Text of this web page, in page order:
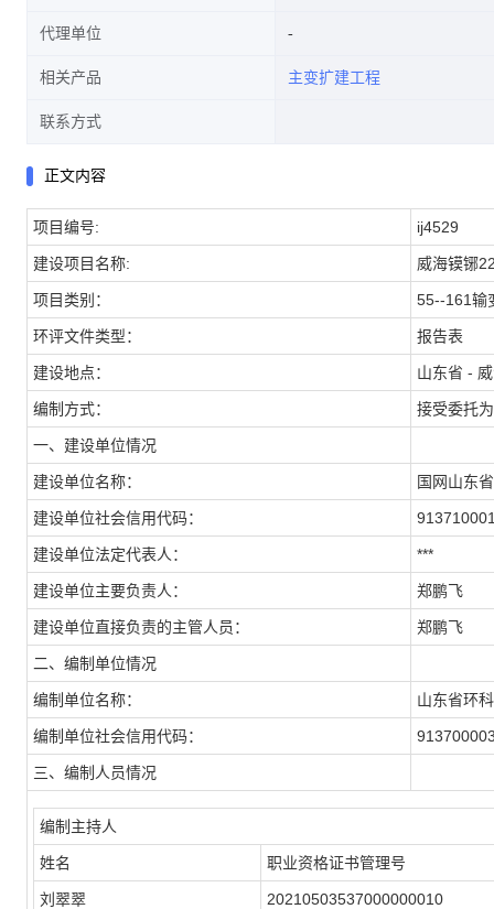
代理单位
相关产品 主变扩建工程
联系方式
正文内容
项目编号: ij4529
建设项目名称: 威海镆铘
项目类别： 55--161输
环评文件类型： 报告表
建设地点： 山东省 -
编制方式： 接受委托
一、建设单位情况
建设单位名称： 国网山东
建设单位社会信用代码：
建设单位法定代表人： ***
建设单位主要负责人： 郑鹏飞
建设单位直接负责的主管人员： 郑鹏飞
二、编制单位情况
编制单位名称： 山东省环
编制单位社会信用代码：
三、编制人员情况
编制主持人
姓名 职业资格证书管理号
刘翠翠 20210503537000000010